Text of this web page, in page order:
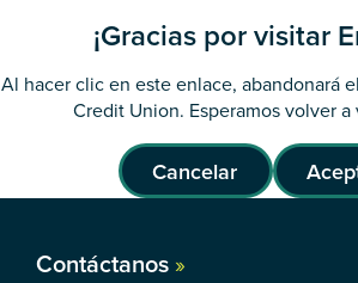
¡Gracias por visitar
Al hacer clic en este enlace, abandonará
Credit Union. Esperamos volver
Cancelar
Contáctanos »